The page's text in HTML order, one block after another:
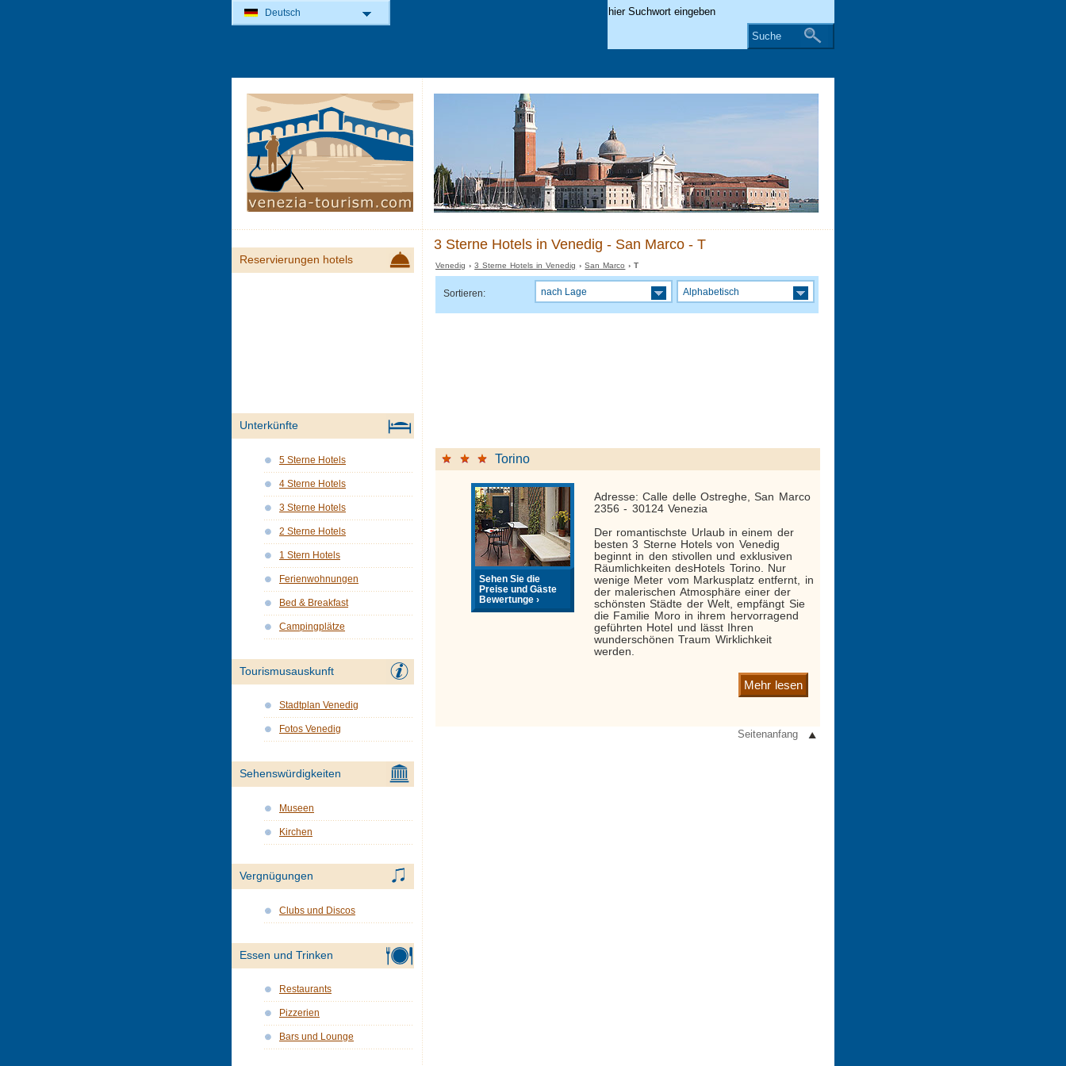
3 Sterne Hotels in Venedig - San Marco - T
Venedig ›3 Sterne Hotels in Venedig ›San Marco › T
Sortieren: nach Lage Alphabetisch
Torino
Sehen Sie die
Preise und Gäste
Bewertunge ›
Adresse: Calle delle Ostreghe, San Marco
2356 - 30124 Venezia
Der romantischste Urlaub in einem der
besten 3 Sterne Hotels von Venedig
beginnt in den stivollen und exklusiven
Räumlichkeiten desHotels Torino. Nur
wenige Meter vom Markusplatz entfernt, in
der malerischen Atmosphäre einer der
schönsten Städte der Welt, empfängt Sie
die Familie Moro in ihrem hervorragend
geführten Hotel und lässt Ihren
wunderschönen Traum Wirklichkeit
werden.
Mehr lesen
Seitenanfang
Reservierungen hotels
Unterkünfte
5 Sterne Hotels
4 Sterne Hotels
3 Sterne Hotels
2 Sterne Hotels
1 Stern Hotels
Ferienwohnungen
Bed & Breakfast
Campingplätze
Tourismusauskunft
Stadtplan Venedig
Fotos Venedig
Sehenswürdigkeiten
Museen
Kirchen
Vergnügungen
Clubs und Discos
Essen und Trinken
Restaurants
Pizzerien
Bars und Lounge
Deutsch
Suche